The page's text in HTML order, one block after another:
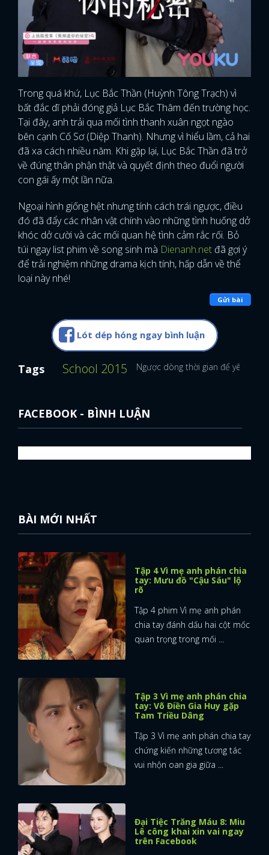
Trong quá khứ, Lục Bắc Thần (Huỳnh Tông Trạch) vì
bất đắc dĩ phải đóng giả Lục Bắc Thâm đến trường học.
Tại đây, anh trải qua mối tình thanh xuân ngọt ngào
bên cạnh Cố Sơ (Diệp Thanh). Nhưng vì hiểu lầm, cả hai
đã xa cách nhiều năm. Khi gặp lại, Lục Bắc Thần đã trở
về đúng thân phận thật và quyết định theo đuổi người
con gái ấy một lần nữa.
Ngoại hình giống hệt nhưng tính cách trái ngược, điều
đó đã đẩy các nhân vật chính vào những tình huống dở
khóc dở cười và các mối quan hệ tình cảm rắc rối. Bỏ
túi ngay list phim về song sinh mà Dienanh.net đã gợi ý
để trải nghiệm những drama kịch tính, hấp dẫn về thể
loại này nhé!
Gửi bài
Lót dép hóng ngay bình luận
Tags School 2015 Ngược dòng thời gian để yêu anh
FACEBOOK - BÌNH LUẬN
BÀI MỚI NHẤT
Tập 4 Vì mẹ anh phán chia
tay: Mưu đồ "Cậu Sáu" lộ
rõ
Tập 4 phim Vì mẹ anh phán
chia tay đánh dấu hai cột mốc
quan trọng trong mối ...
Tập 3 Vì mẹ anh phán chia
tay: Võ Điền Gia Huy gặp
Tam Triều Dâng
Tập 3 Vì mẹ anh phán chia tay
chứng kiến những tương tác
vui nhộn oan gia giữa ...
Đại Tiệc Trăng Máu 8: Miu
Lê công khai xin vai ngay
trên Facebook